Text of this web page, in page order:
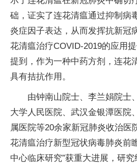
础，证实了连花清瘟通过抑制病
炎症因子表达，从而发挥抗新冠
花清瘟治疗COVID-2019的应用
提到，作为一种中药方剂，连花
具有拮抗作用。
由钟南山院士、李兰娟院士
大学人民医院、武汉金银潭医院
属医院等20余家新冠肺炎收治医
花清瘟治疗新型冠状病毒肺炎前
中心临床研究”获重大进展，研